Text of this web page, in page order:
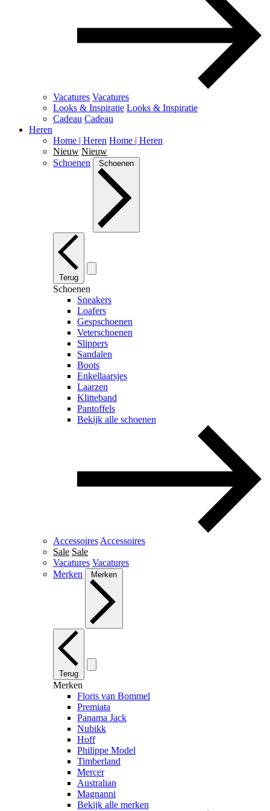
Vacatures Vacatures
Looks & Inspiratie Looks & Inspiratie
Cadeau Cadeau
Heren
Home | Heren Home | Heren
Nieuw Nieuw
Schoenen
Schoenen
Terug
Schoenen
Sneakers
Loafers
Gespschoenen
Veterschoenen
Slippers
Sandalen
Boots
Enkellaarsjes
Laarzen
Klitteband
Pantoffels
Bekijk alle schoenen
Accessoires Accessoires
Sale Sale
Vacatures Vacatures
Merken
Merken
Terug
Merken
Floris van Bommel
Premiata
Panama Jack
Nubikk
Hoff
Philippe Model
Timberland
Mercer
Australian
Magnanni
Bekijk alle merken